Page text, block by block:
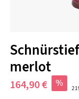
merlot
164,90 € %